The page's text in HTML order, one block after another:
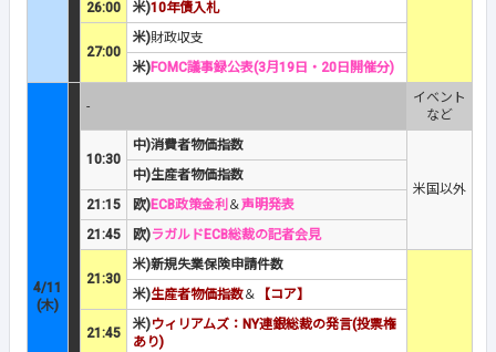
26:00 米)10年債入札
27:00
米)財政収支
米)FOMC議事録公表(3月19日・20日開催分)
4/11
(木)
-
イベント
など
10:30
中)消費者物価指数
米国以外
中)生産者物価指数
21:15
欧)ECB政策金利 ＆声明発表
21:45
欧)ラガルドECB総裁の記者会見
21:30
米)新規失業保険申請件数
米)生産者物価指数＆ 【コア】
21:45
米)ウィリアムズ：NY連銀総裁の発言(投票権
あり)